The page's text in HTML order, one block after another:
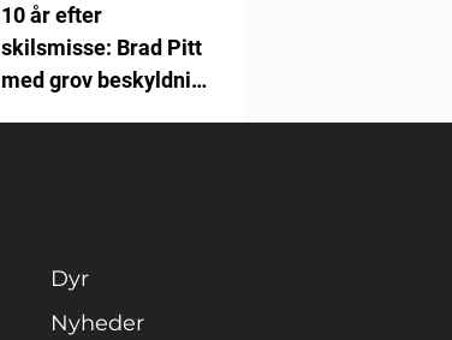
10 år efter
skilsmisse: Brad Pitt
med grov beskyldning
Dyr
Nyheder